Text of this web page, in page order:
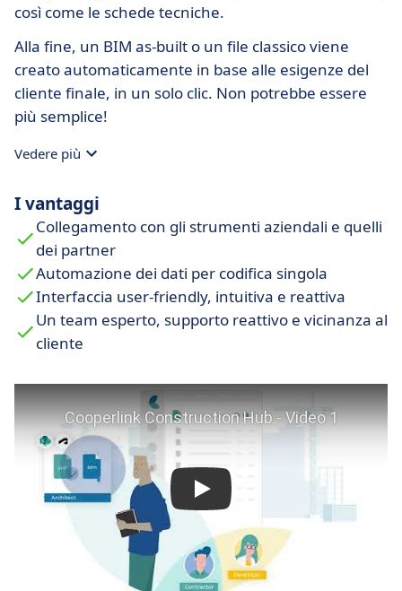
così come le schede tecniche.
Alla fine, un BIM as-built o un file classico viene
creato automaticamente in base alle esigenze del
cliente finale, in un solo clic. Non potrebbe essere
più semplice!
Vedere più
I vantaggi
Collegamento con gli strumenti aziendali e quelli
dei partner
Automazione dei dati per codifica singola
Interfaccia user-friendly, intuitiva e reattiva
Un team esperto, supporto reattivo e vicinanza al
cliente